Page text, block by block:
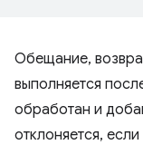
Обещание,
выполняется
обработан и
отклоняется,